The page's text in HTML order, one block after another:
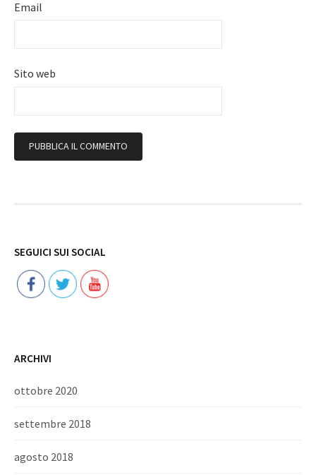
Email
Sito web
SEGUICI SUI SOCIAL
ARCHIVI
ottobre 2020
settembre 2018
agosto 2018